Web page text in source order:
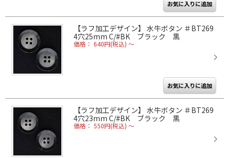
【ラフ加工デザイン】 水牛ボタン ＃BT269
4穴25mm C/#BK ブラック 黒
価格： 640円(税込) ～
【ラフ加工デザイン】 水牛ボタン ＃BT269
4穴23mm C/#BK ブラック 黒
価格： 550円(税込) ～